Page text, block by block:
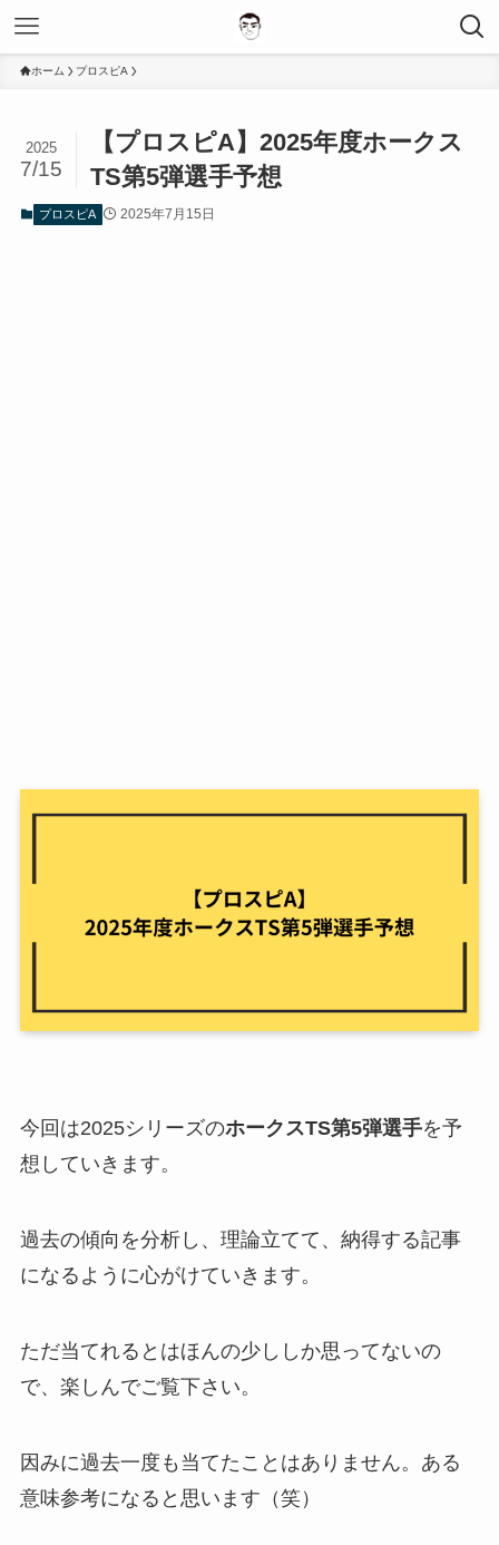
ホーム プロスピA
【プロスピA】2025年度ホークス
TS第5弾選手予想
2025
7/15
プロスピA 2025年7月15日
今回は2025シリーズのホークスTS第5弾選手を予
想していきます。
過去の傾向を分析し、理論立てて、納得する記事
になるように心がけていきます。
ただ当てれるとはほんの少ししか思ってないの
で、楽しんでご覧下さい。
因みに過去一度も当てたことはありません。ある
意味参考になると思います（笑）